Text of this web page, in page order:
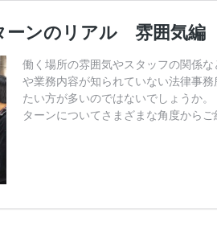
ーンのリアル 雰囲気編
働く場所の雰囲気やスタッフの関係
や業務内容が知られていない法律事
たい方が多いのではないでしょうか
ターンについてさまざまな角度から